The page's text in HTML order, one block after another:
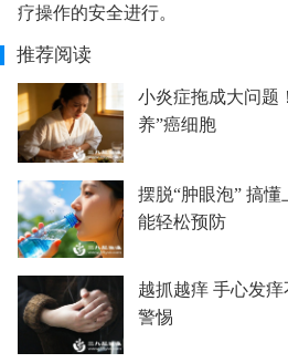
疗操作的安全进行。
推荐阅读
小炎症拖成大问题
养”癌细胞
摆脱“肿眼泡” 搞
能轻松预防
越抓越痒 手心发
警惕